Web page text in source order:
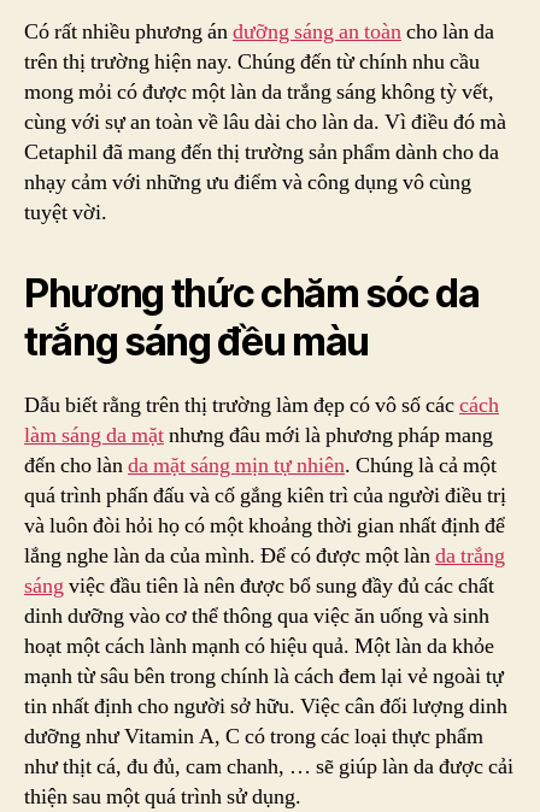
Có rất nhiều phương ándưỡng sáng an toàncho làn da
trên thị trường hiện nay. Chúng đến từ chính nhu cầu
mong mỏi có được một làn da trắng sáng không tỳ vết,
cùng với sự an toàn về lâu dài cho làn da. Vì điều đó mà
Cetaphil đã mang đến thị trường sản phẩm dành cho da
nhạy cảm với những ưu điểm và công dụng vô cùng
tuyệt vời.
Phương thức chăm sóc da
trắng sáng đều màu
Dẫu biết rằng trên thị trường làm đẹp có vô số cáccách
làm sáng da mặtnhưng đâu mới là phương pháp mang
đến cho lànda mặt sáng mịn tự nhiên. Chúng là cả một
quá trình phấn đấu và cố gắng kiên trì của người điều trị
và luôn đòi hỏi họ có một khoảng thời gian nhất định để
lắng nghe làn da của mình. Để có được một lànda trắng
sáng việc đầu tiên là nên được bổ sung đầy đủ các chất
dinh dưỡng vào cơ thể thông qua việc ăn uống và sinh
hoạt một cách lành mạnh có hiệu quả. Một làn da khỏe
mạnh từ sâu bên trong chính là cách đem lại vẻ ngoài tự
tin nhất định cho người sở hữu. Việc cân đối lượng dinh
dưỡng như Vitamin A, C có trong các loại thực phẩm
như thịt cá, đu đủ, cam chanh, … sẽ giúp làn da được cải
thiện sau một quá trình sử dụng.